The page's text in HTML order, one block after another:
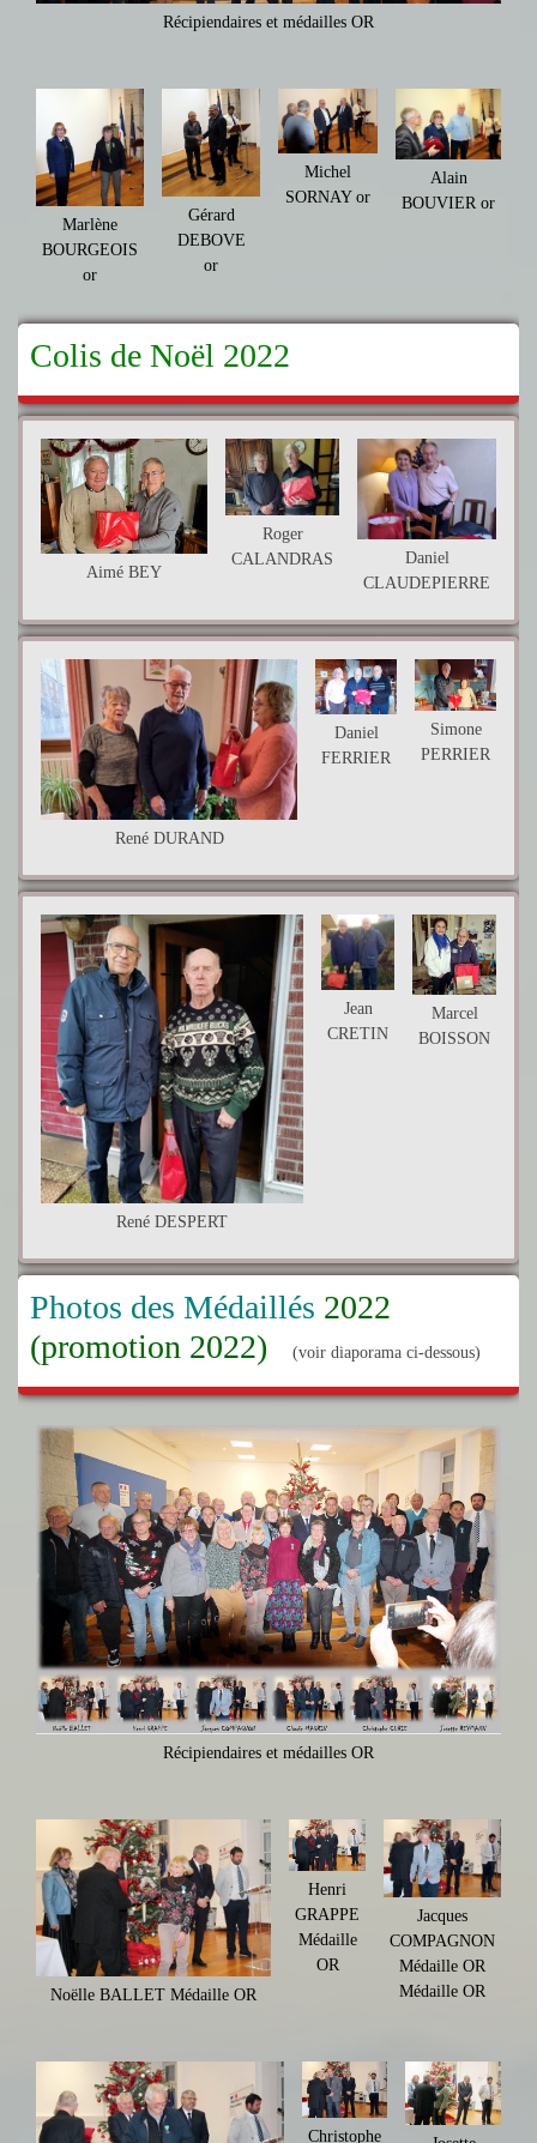
Récipiendaires et médailles OR
Marlène
BOURGEOIS
or
Gérard
DEBOVE
or
Michel
SORNAY or
Alain
BOUVIER or
Colis de Noël 2022
Aimé BEY
Roger
CALANDRAS
Daniel
CLAUDEPIERRE
René DURAND
Daniel
FERRIER
Simone
PERRIER
René DESPERT
Jean
CRETIN
Marcel
BOISSON
Photos des Médaillés 2022
(promotion 2022)
(voir diaporama ci-dessous)
Récipiendaires et médailles OR
Noëlle BALLET Médaille OR
Henri
GRAPPE
Médaille
OR
Jacques
COMPAGNON
Médaille OR
Médaille OR
Christophe